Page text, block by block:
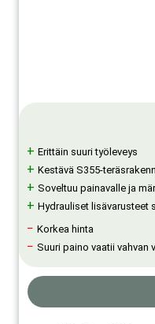
+ Erittäin suuri työleveys
+ Kestävä S355-
+ Soveltuu painavalle ja
+ Hydrauliset lisävarusteet
− Korkea hinta
− Suuri paino vaatii vahvan